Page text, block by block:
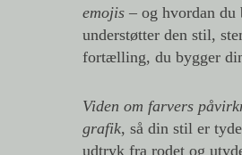
emojis– og hvordan du
understøtter den stil,
fortælling, du bygger
Viden om farvers
grafik, så din stil er
udtryk fra rodet og